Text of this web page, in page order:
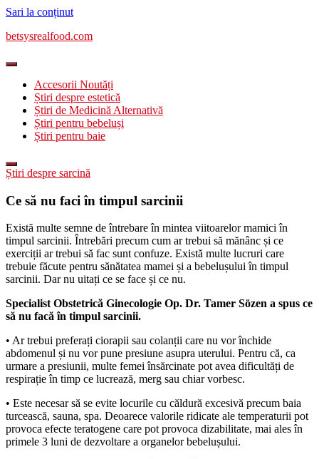
Sari la conținut
betsysrealfood.com
Accesorii Noutăți
Știri despre estetică
Știri de Medicină Alternativă
Știri pentru bebeluși
Știri pentru baie
Știri despre sarcină
Ce să nu faci în timpul sarcinii
Există multe semne de întrebare în mintea viitoarelor mamici în
timpul sarcinii. Întrebări precum cum ar trebui să mănânc și ce
exerciții ar trebui să fac sunt confuze. Există multe lucruri care
trebuie făcute pentru sănătatea mamei și a bebelușului în timpul
sarcinii. Dar nu uitați ce se face și ce nu.
Specialist Obstetrică Ginecologie Op. Dr. Tamer Sözen a spus ce
să nu facă în timpul sarcinii.
• Ar trebui preferați ciorapii sau colanții care nu vor închide
abdomenul și nu vor pune presiune asupra uterului. Pentru că, ca
urmare a presiunii, multe femei însărcinate pot avea dificultăți de
respirație în timp ce lucrează, merg sau chiar vorbesc.
• Este necesar să se evite locurile cu căldură excesivă precum baia
turcească, sauna, spa. Deoarece valorile ridicate ale temperaturii pot
provoca efecte teratogene care pot provoca dizabilitate, mai ales în
primele 3 luni de dezvoltare a organelor bebelușului.